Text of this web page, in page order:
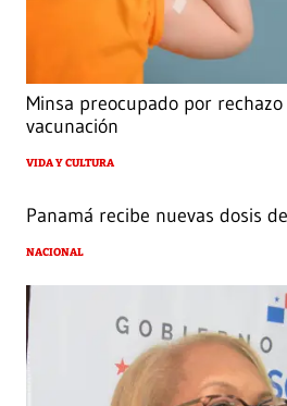
Minsa preocupado por
vacunación
VIDA Y CULTURA
Panamá recibe nuevas dosis
NACIONAL